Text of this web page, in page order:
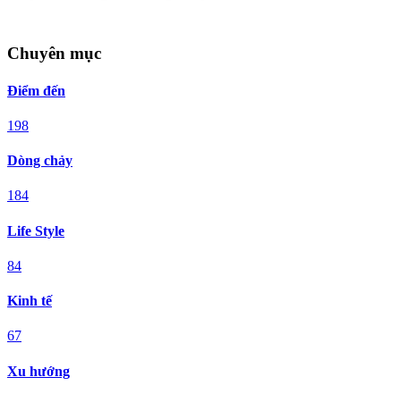
Chuyên mục
Điểm đến
198
Dòng chảy
184
Life Style
84
Kinh tế
67
Xu hướng